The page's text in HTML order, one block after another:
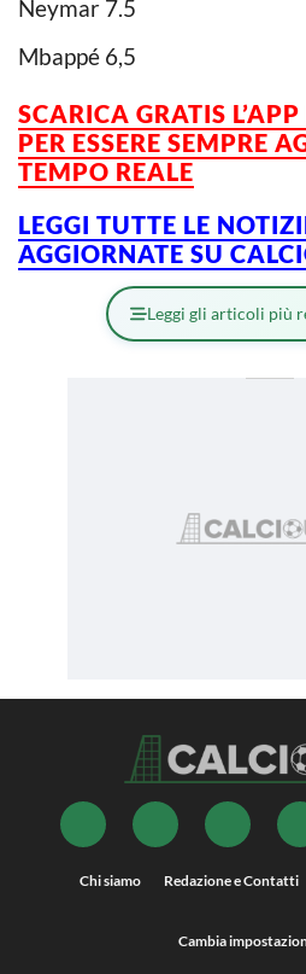
Neymar 7.5
Mbappé 6,5
SCARICA GRATIS
PER ESSERE SEMPRE
TEMPO REALE
LEGGI TUTTE LE
AGGIORNATE SU
Leggi gli articoli più
Chi siamo Redazione e Contatti
Cambia